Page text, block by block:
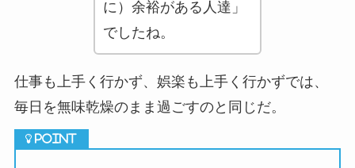
に）余裕がある人達」
でしたね。
仕事も上手く行かず、娯楽も上手く行かずでは、
毎日を無味乾燥のまま過ごすのと同じだ。